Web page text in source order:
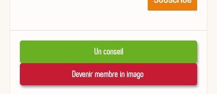
Un conseil
Devenir membre in imago